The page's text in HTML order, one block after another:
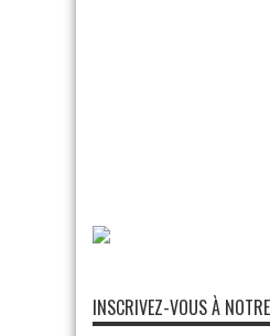
INSCRIVEZ-VOUS À